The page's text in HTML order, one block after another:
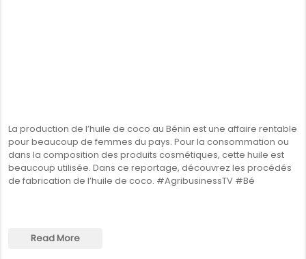
La production de l’huile de coco au Bénin est une affaire rentable
pour beaucoup de femmes du pays. Pour la consommation ou
dans la composition des produits cosmétiques, cette huile est
beaucoup utilisée. Dans ce reportage, découvrez les procédés
de fabrication de l’huile de coco. #AgribusinessTV #Bé
Read More